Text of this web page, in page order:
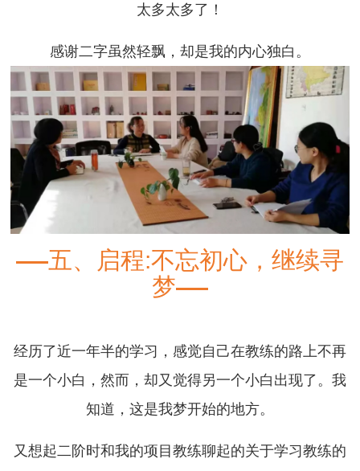
太多太多了！
感谢二字虽然轻飘，却是我的内心独白。
五、启程:不忘初心，继续寻
梦
经历了近一年半的学习，感觉自己在教练的路上不再
是一个小白，然而，却又觉得另一个小白出现了。我
知道，这是我梦开始的地方。
又想起二阶时和我的项目教练聊起的关于学习教练的